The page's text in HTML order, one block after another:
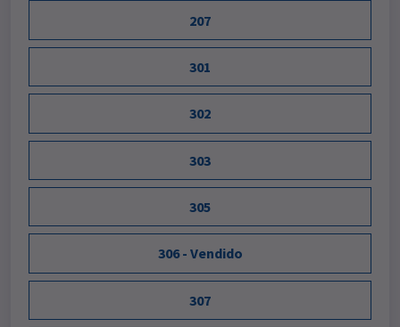
207
301
302
303
305
306 - Vendido
307